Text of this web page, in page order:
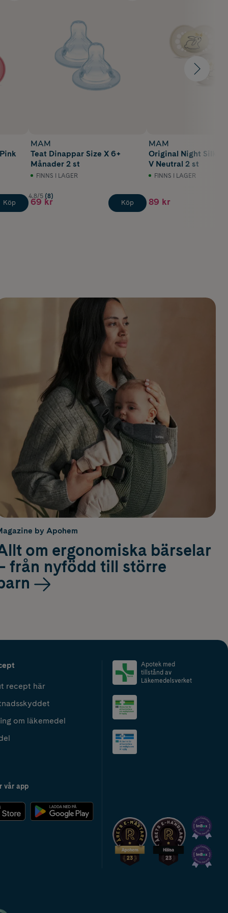
Köp
MAM
Teat Dinappar Size X 6+
Månader 2 st
FINNS I LAGER
4.8/5 (8)
69 kr Köp
MAM
Original Night Silk 6-
V Neutral 2 st
FINNS I LAGER
89 kr
by Apohem
om ergonomiska bärselar
från nyfödd till större
recept här
om läkemedel
vår app
Apotek med
tillstånd av
Läkemedelsverket
2024